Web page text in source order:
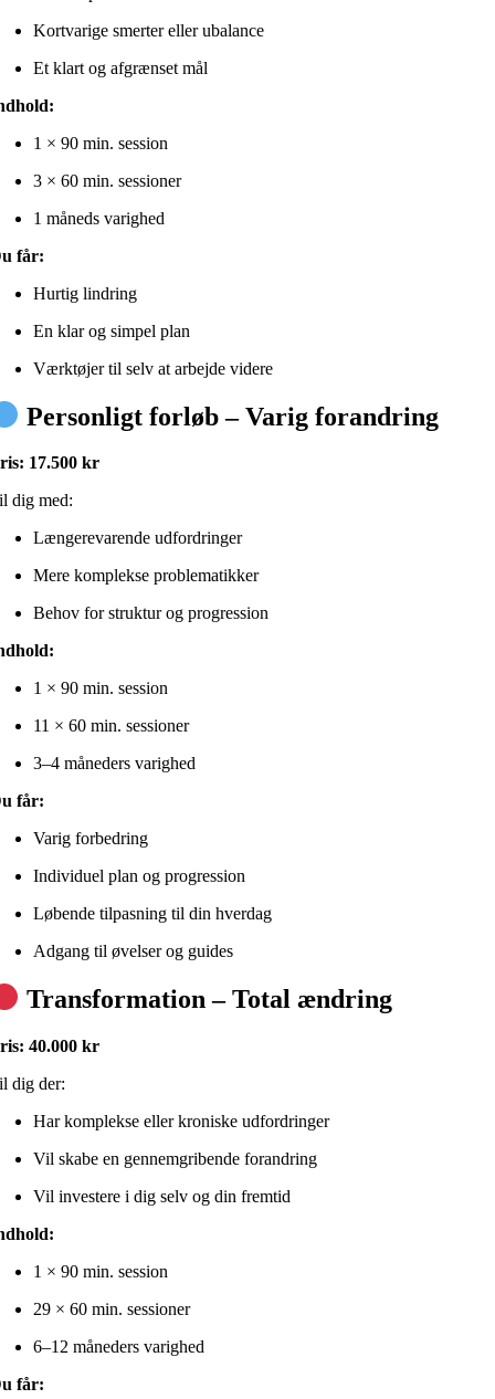
Kortvarige smerter eller ubalance
Et klart og afgrænset mål
1 × 90 min. session
3 × 60 min. sessioner
1 måneds varighed
får:
Hurtig lindring
En klar og simpel plan
Værktøjer til selv at arbejde videre
Personligt forløb – Varig forandring
17.500 kr
dig med:
Længerevarende udfordringer
Mere komplekse problematikker
Behov for struktur og progression
1 × 90 min. session
11 × 60 min. sessioner
3–4 måneders varighed
får:
Varig forbedring
Individuel plan og progression
Løbende tilpasning til din hverdag
Adgang til øvelser og guides
Transformation – Total ændring
40.000 kr
dig der:
Har komplekse eller kroniske udfordringer
Vil skabe en gennemgribende forandring
Vil investere i dig selv og din fremtid
1 × 90 min. session
29 × 60 min. sessioner
6–12 måneders varighed
får: